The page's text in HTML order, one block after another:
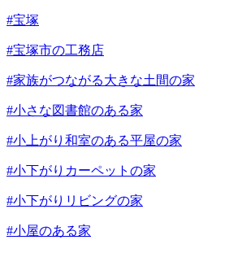
#宝塚
#宝塚市の工務店
#家族がつながる大きな土間の家
#小さな図書館のある家
#小上がり和室のある平屋の家
#小下がりカーペットの家
#小下がりリビングの家
#小屋のある家